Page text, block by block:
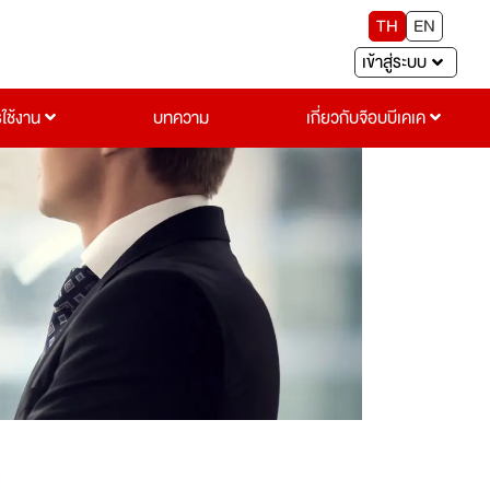
TH
EN
เข้าสู่ระบบ
ช้งาน บทความ เกี่ยวกับจ๊อบบีเคเค